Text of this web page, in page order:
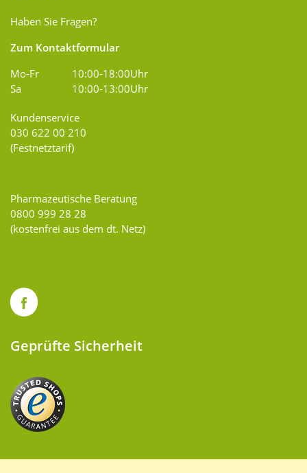
Haben Sie Fragen?
Zum Kontaktformular
Mo-Fr
10:00-18:00Uhr
Sa
10:00-13:00Uhr
Kundenservice
030 622 00 210
(Festnetztarif)
Pharmazeutische Beratung
0800 999 28 28
(kostenfrei aus dem dt. Netz)
Geprüfte Sicherheit